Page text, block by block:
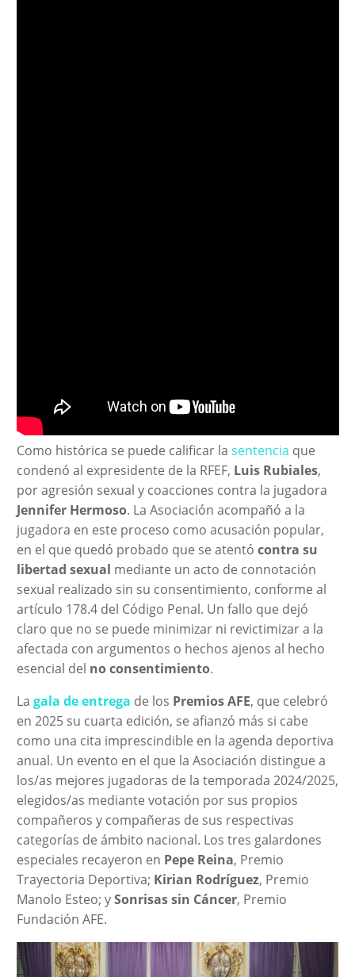
Como histórica se puede calificar la sentencia que
condenó al expresidente de la RFEF, Luis Rubiales,
por agresión sexual y coacciones contra la jugadora
Jennifer Hermoso. La Asociación acompañó a la
jugadora en este proceso como acusación popular,
en el que quedó probado que se atentó contra su
libertad sexual mediante un acto de connotación
sexual realizado sin su consentimiento, conforme al
artículo 178.4 del Código Penal. Un fallo que dejó
claro que no se puede minimizar ni revictimizar a la
afectada con argumentos o hechos ajenos al hecho
esencial del no consentimiento.
La gala de entrega de los Premios AFE, que celebró
en 2025 su cuarta edición, se afianzó más si cabe
como una cita imprescindible en la agenda deportiva
anual. Un evento en el que la Asociación distingue a
los/as mejores jugadoras de la temporada 2024/2025,
elegidos/as mediante votación por sus propios
compañeros y compañeras de sus respectivas
categorías de ámbito nacional. Los tres galardones
especiales recayeron en Pepe Reina, Premio
Trayectoria Deportiva; Kirian Rodríguez, Premio
Manolo Esteo; ySonrisas sin Cáncer, Premio
Fundación AFE.